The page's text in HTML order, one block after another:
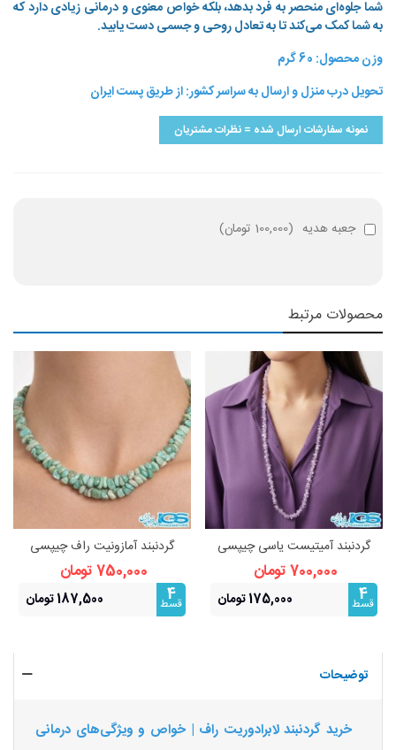
شما جلوه‌ای منحصر به فرد بدهد، بلکه خواص معنوی و درمانی زیادی دارد که
به شما کمک می‌کند تا به تعادل روحی و جسمی دست یابید.
وزن محصول: 60 گرم
تحویل درب منزل و ارسال به سراسر کشور: از طریق پست ایران
نمونه سفارشات ارسال شده = نظرات مشتریان
جعبه هدیه (100,000 تومان )
محصولات مرتبط
گردنبند آمیتیست یاسی چیپسی
راف – سنگ آرامش و شهود
700,000 تومان
4
قسط 175,000 تومان
گردنبند آمازونیت راف چیپسی
بدون زنجیر
750,000 تومان
4
قسط 187,500 تومان
توضیحات
خرید گردنبند لابرادوریت راف | خواص و ویژگی‌های درمانی